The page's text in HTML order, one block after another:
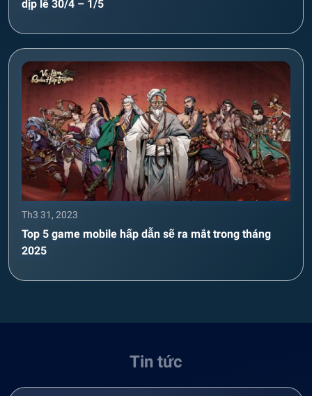
dịp lễ 30/4 – 1/5
Th3 31, 2023
Top 5 game mobile hấp dẫn sẽ ra mắt trong tháng
2025
Tin tức